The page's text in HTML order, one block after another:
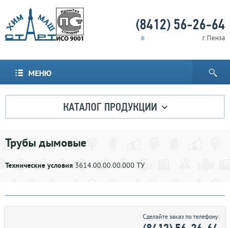
(8412) 56-26-64
г. Пенза
МЕНЮ
КАТАЛОГ ПРОДУКЦИИ
Трубы дымовые
Технические условия 3614.00.00.00.000 ТУ
Сделайте заказ по телефону: